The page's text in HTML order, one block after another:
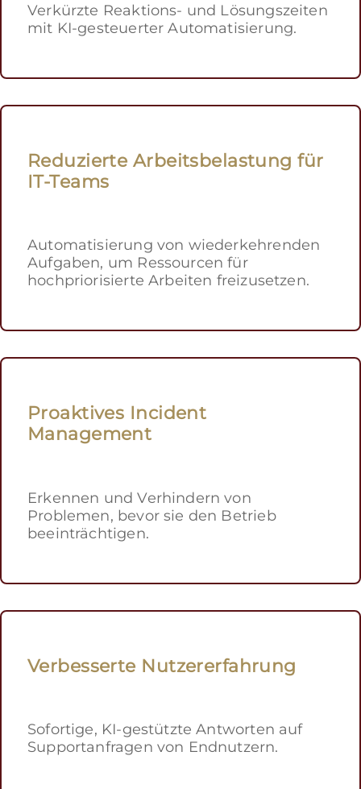
Verkürzte Reaktions- und Lösungszeiten
mit KI-gesteuerter Automatisierung.
Reduzierte Arbeitsbelastung für
IT-Teams
Automatisierung von wiederkehrenden
Aufgaben, um Ressourcen für
hochpriorisierte Arbeiten freizusetzen.
Proaktives Incident
Management
Erkennen und Verhindern von
Problemen, bevor sie den Betrieb
beeinträchtigen.
Verbesserte Nutzererfahrung
Sofortige, KI-gestützte Antworten auf
Supportanfragen von Endnutzern.